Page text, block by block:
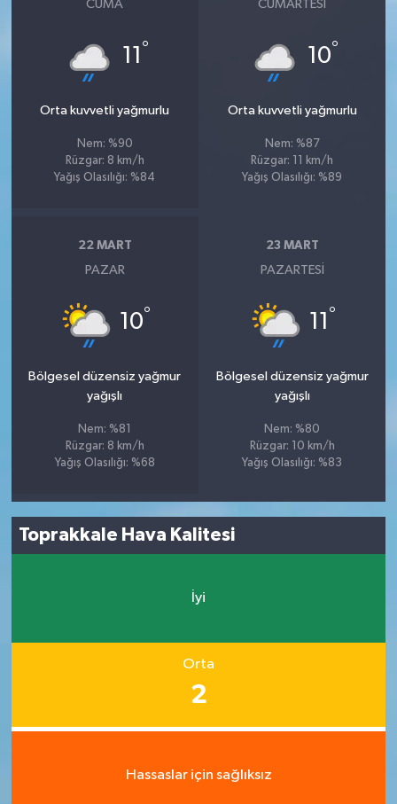
CUMA
11 °
Orta kuvvetli yağmurlu
Nem: %90
Rüzgar: 8 km/h
Yağış Olasılığı: %84
CUMARTESI
10°
Orta kuvvetli yağmurlu
Nem: %87
Rüzgar: 11 km/h
Yağış Olasılığı: %89
22 MART
PAZAR
10°
Bölgesel düzensiz yağmur
yağışlı
Nem: %81
Rüzgar: 8 km/h
Yağış Olasılığı: %68
23 MART
PAZARTESI
11 °
Bölgesel düzensiz yağmur
yağışlı
Nem: %80
Rüzgar: 10 km/h
Yağış Olasılığı: %83
Toprakkale Hava Kalitesi
İyi
Orta
2
Hassaslar için sağlıksız